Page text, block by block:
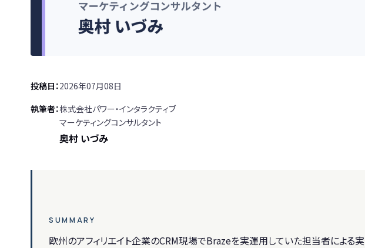
投稿日 2026年07月08日
執筆者 株式会社パワー・インタラクティブ
マーケティングコンサルタント
奥村 いづみ
SUMMARY
欧州のアフィリエイト企業のCRM現場でBrazeを実運用していた担当者による実